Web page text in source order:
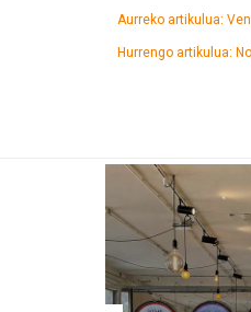
Aurreko artikulua:
Hurrengo artikulua: